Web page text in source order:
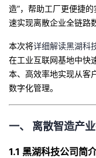
发
我
的
客
我
论
的
我
造”， 帮助工厂更便捷
速实现离散企业全链路
本次将详细解读黑湖科
在工业互联网基地中快
本、高效率地实现从客
数字化管理。
一、 离散智造产
1.1 黑湖科技公司简